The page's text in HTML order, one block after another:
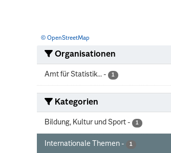
© OpenStreetMap
Organisationen
Amt für Statistik... - 1
Kategorien
Bildung, Kultur und Sport - 1
Internationale Themen - 1